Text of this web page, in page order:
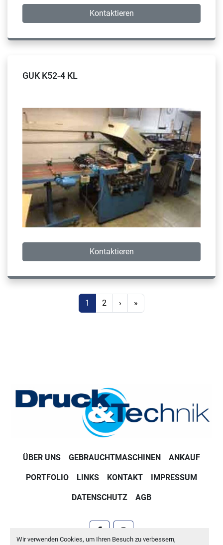
Wir verwenden Cookies, um Ihren Besuch zu verbessern,
Kontaktieren
GUK K52-4 KL
Kontaktieren
1 2 › »
ÜBER UNS GEBRAUCHTMASCHINEN ANKAUF
PORTFOLIO LINKS KONTAKT IMPRESSUM
DATENSCHUTZ AGB
facebookwhatsapp